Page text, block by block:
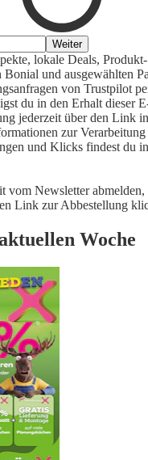
Weiter
lokale Deals,
und ausgewählten
von Trustpilot
du in den Erhalt dieser
jederzeit über den Link
zur
und Klicks findest du
vom Newsletter
Link zur Abbestellung
Woche